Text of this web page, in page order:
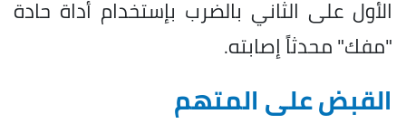
الأول على الثاني بالضرب بإستخدام أداة حادة
"مفك" محدثاً إصابته.
القبض على المتهم